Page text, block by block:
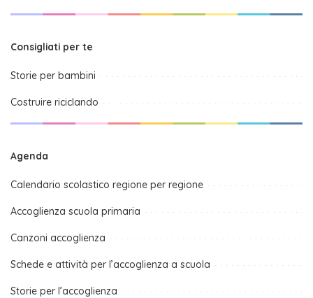
Consigliati per te
Storie per bambini
Costruire riciclando
Agenda
Calendario scolastico regione per regione
Accoglienza scuola primaria
Canzoni accoglienza
Schede e attività per l’accoglienza a scuola
Storie per l’accoglienza